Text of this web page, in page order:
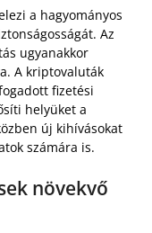
a hagyományos
Az
ugyanakkor
A kriptovaluták
fizetési
helyüket a
új kihívásokat
számára is.
növekvő